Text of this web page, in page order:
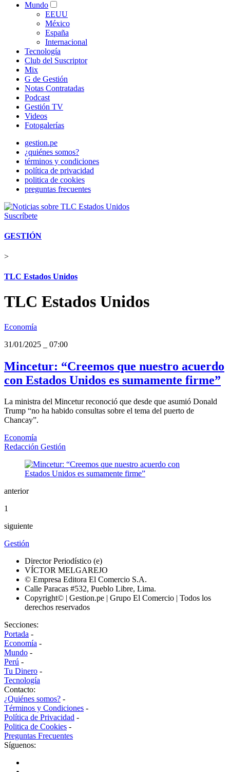
Mundo
EEUU
México
España
Internacional
Tecnología
Club del Suscriptor
Mix
G de Gestión
Notas Contratadas
Podcast
Gestión TV
Videos
Fotogalerías
gestion.pe
¿quiénes somos?
términos y condiciones
política de privacidad
politica de cookies
preguntas frecuentes
Suscríbete
GESTIÓN
>
TLC Estados Unidos
TLC Estados Unidos
Economía
31/01/2025
07:00
Mincetur: “Creemos que nuestro acuerdo
con Estados Unidos es sumamente firme”
La ministra del Mincetur reconoció que desde que asumió Donald
Trump “no ha habido consultas sobre el tema del puerto de
Chancay”.
Economía
Redacción Gestión
anterior
1
siguiente
Gestión
Director Periodístico (e)
VÍCTOR MELGAREJO
© Empresa Editora El Comercio S.A.
Calle Paracas #532, Pueblo Libre, Lima.
Copyright© | Gestion.pe | Grupo El Comercio | Todos los
derechos reservados
Secciones:
Portada -
Economía -
Mundo -
Perú -
Tu Dinero -
Tecnología
Contacto:
¿Quiénes somos? -
Términos y Condiciones -
Política de Privacidad -
Politica de Cookies -
Preguntas Frecuentes
Síguenos: